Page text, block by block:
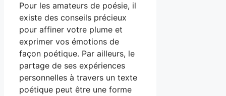
Pour les amateurs de poésie, il
existe des conseils précieux
pour affiner votre plume et
exprimer vos émotions de
façon poétique. Par ailleurs, le
partage de ses expériences
personnelles à travers un texte
poétique peut être une forme